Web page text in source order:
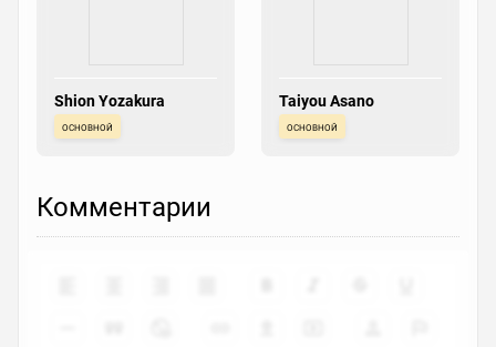
Shion Yozakura
основной
Taiyou Asano
основной
Комментарии